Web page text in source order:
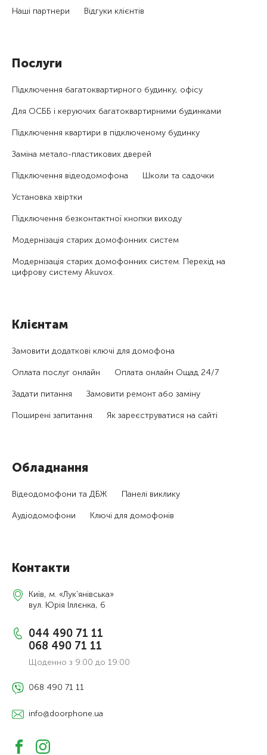
Наші партнери Відгуки клієнтів
Послуги
Підключення багатоквартирного будинку, офісу
Для ОСББ і керуючих багатоквартирними будинками
Підключення квартири в підключеному будинку
Заміна метало-пластикових дверей
Підключення відеодомофона Школи та садочки
Установка хвіртки
Підключення безконтактної кнопки виходу
Модернізація старих домофонних систем
Модернізація старих домофонних систем. Перехід на
цифрову систему Akuvox.
Клієнтам
Замовити додаткові ключі для домофона
Оплата послуг онлайн Оплата онлайн Ощад 24/7
Задати питання Замовити ремонт або заміну
Поширені запитання Як зареєструватися на сайті
Обладнання
Відеодомофони та ДБЖ Панелі виклику
Аудіодомофони Ключі для домофонів
Контакти
Київ, м. «Лук'янівська»
вул. Юрія Іллєнка, 6
044 490 71 11
068 490 71 11
Щоденно з 9:00 до 19:00
068 490 71 11
info@doorphone.ua